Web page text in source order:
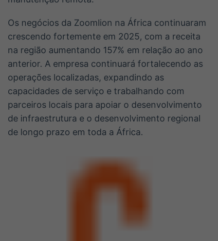
Os negócios da Zoomlion na África continuaram
crescendo fortemente em 2025, com a receita
na região aumentando 157% em relação ao ano
anterior. A empresa continuará fortalecendo as
operações localizadas, expandindo as
capacidades de serviço e trabalhando com
parceiros locais para apoiar o desenvolvimento
de infraestrutura e o desenvolvimento regional
de longo prazo em toda a África.